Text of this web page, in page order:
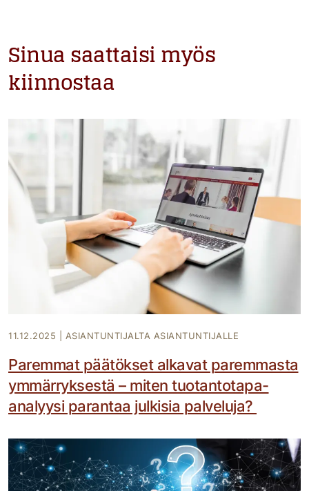
Sinua saattaisi myös
kiinnostaa
11.12.2025 ASIANTUNTIJALTA ASIANTUNTIJALLE
Paremmat päätökset alkavat paremmasta
ymmärryksestä – miten tuotantotapa-
analyysi parantaa julkisia palveluja?